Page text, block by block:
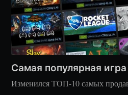
Самая популярная
Изменился ТОП-10 самых